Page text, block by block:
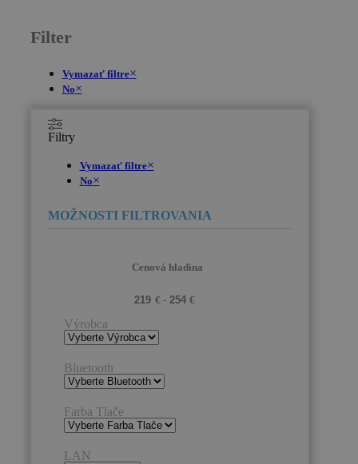
Filter
Vymazať filtre×
No×
Filtry
Vymazať filtre×
No×
Cenová hladina
Výrobca
Bluetooth
Farba Tlače
LAN